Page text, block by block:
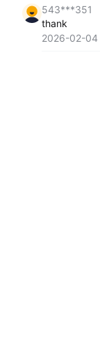
543***351
thank
2026-02-04